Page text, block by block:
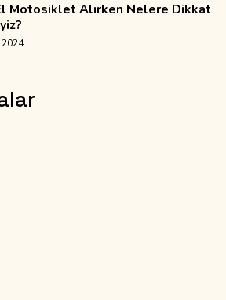
Motosiklet Alırken Nelere Dikkat
2024